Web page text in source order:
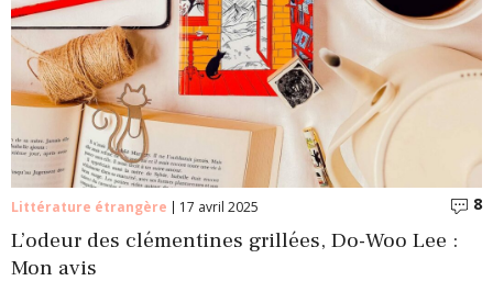
Littérature étrangère 17 avril 2025 8
L’odeur des clémentines grillées, Do-Woo Lee :
Mon avis